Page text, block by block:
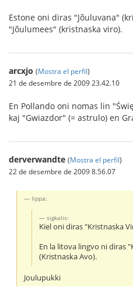
Estone oni diras "Jõuluvana"
"Jõulumees" (kristnaska viro).
arcxjo (Mostra el perfil)
21 de desembre de 2009 23.42.10
En Pollando oni nomas lin
kaj "Gwiazdor" (= astrulo) en
derverwandte (Mostra el perfil)
22 de desembre de 2009 8.56.07
Iippa:
sigkalis:
Kiel oni diras "Kristnaska
En la litova lingvo ni diras
(Kristnaska Avo).
Joulupukki